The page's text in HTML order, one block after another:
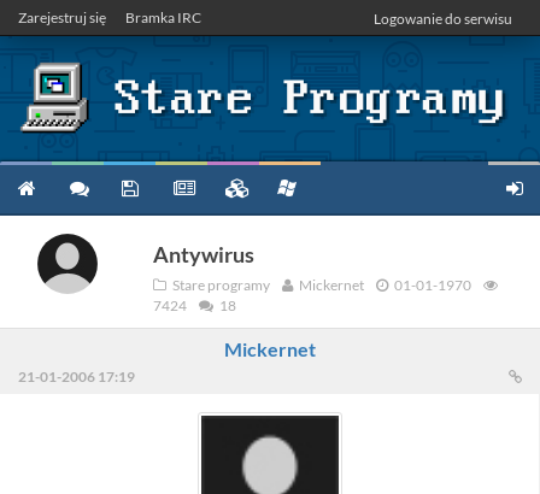
Zarejestruj się Bramka IRC Logowanie do serwisu
Antywirus
Stare programy Mickernet
01-01-1970
7424
18
Mickernet
21-01-2006 17:19